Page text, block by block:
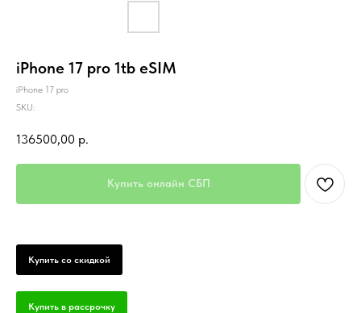
iPhone 17 pro 1tb eSIM
iPhone 17 pro
SKU:
136500,00 р.
Купить онлайн СБП
Купить со скидкой
Купить в рассрочку